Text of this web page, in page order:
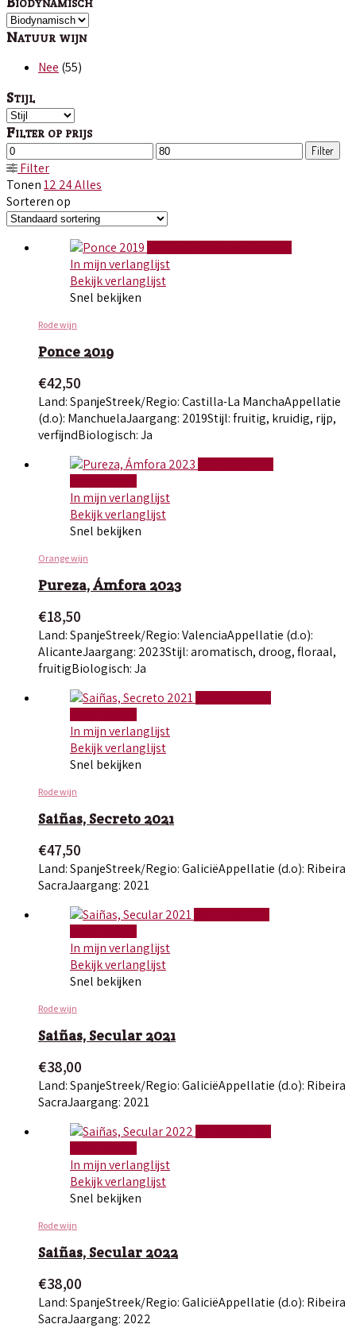
Natuur wijn
Nee (55)
Stijl
Filter op prijs
Min.
prijs
Max.
Filter
Filter
Tonen12 24Alles
Sorteren op
In mijn verlanglijst
Bekijk verlanglijst
Snel bekijken
Rode wijn
Ponce 2019
€42,50
Land: SpanjeStreek/Regio: Castilla-La ManchaAppellatie
(d.o): ManchuelaJaargang: 2019Stijl: fruitig, kruidig, rijp,
verfijndBiologisch: Ja
In mijn verlanglijst
Bekijk verlanglijst
Snel bekijken
Orange wijn
Pureza, Ámfora 2023
€18,50
Land: SpanjeStreek/Regio: ValenciaAppellatie (d.o):
AlicanteJaargang: 2023Stijl: aromatisch, droog, floraal,
fruitigBiologisch: Ja
In mijn verlanglijst
Bekijk verlanglijst
Snel bekijken
Rode wijn
Saiñas, Secreto 2021
€47,50
Land: SpanjeStreek/Regio: GaliciëAppellatie (d.o): Ribeira
SacraJaargang: 2021
In mijn verlanglijst
Bekijk verlanglijst
Snel bekijken
Rode wijn
Saiñas, Secular 2021
€38,00
Land: SpanjeStreek/Regio: GaliciëAppellatie (d.o): Ribeira
SacraJaargang: 2021
In mijn verlanglijst
Bekijk verlanglijst
Snel bekijken
Rode wijn
Saiñas, Secular 2022
€38,00
Land: SpanjeStreek/Regio: GaliciëAppellatie (d.o): Ribeira
SacraJaargang: 2022